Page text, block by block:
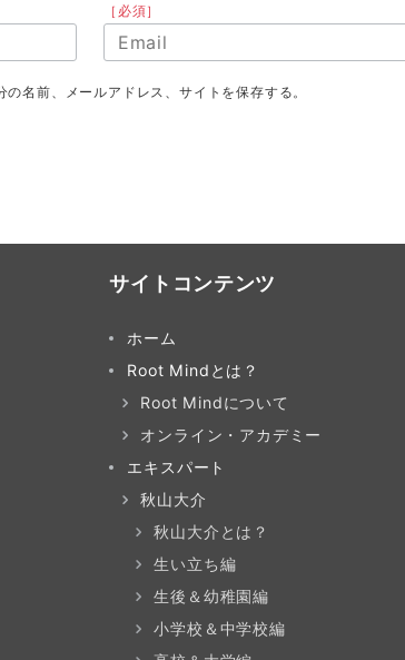
［必須］
名前、メールアドレス、サイトを保存する。
サイトコンテンツ
ホーム
Root Mindとは？
Root Mindについて
オンライン・アカデミー
エキスパート
秋山大介
秋山大介とは？
生い立ち編
生後＆幼稚園編
小学校＆中学校編